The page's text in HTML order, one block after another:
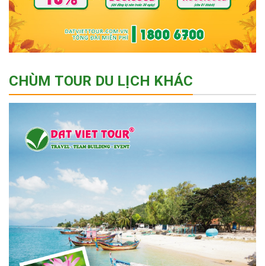
CHÙM TOUR DU LỊCH KHÁC